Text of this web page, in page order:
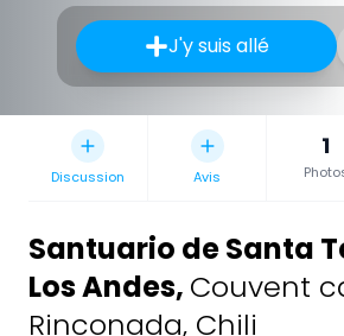
J'y suis allé
Discussion Avis
1
Santuario de Santa
Los Andes, Couvent
Rinconada, Chili